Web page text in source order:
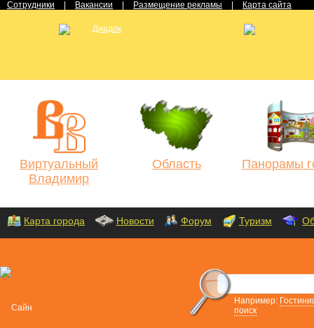
Сотрудники Вакансии Размещение рекламы Карта сайта
Виртуальный
Владимир
Область Панорамы
Карта города Новости Форум Туризм
Например:
поиск